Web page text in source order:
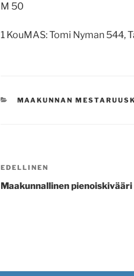
M 50
1 KouMAS: Tomi Nyman 544,
KATEGORIAT
MAAKUNNAN
Artikkelien
selaus
Edellinen
artikkeli
EDELLINEN
Maakunnallinen